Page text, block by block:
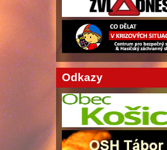
Odkazy